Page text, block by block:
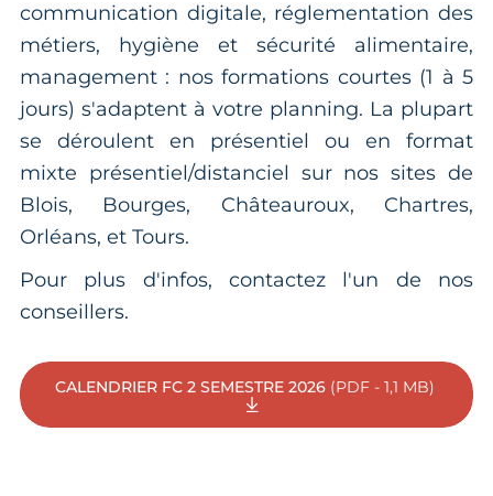
communication digitale, réglementation des
métiers, hygiène et sécurité alimentaire,
management : nos formations courtes (1 à 5
jours) s'adaptent à votre planning. La plupart
se déroulent en présentiel ou en format
mixte présentiel/distanciel sur nos sites de
Blois, Bourges, Châteauroux, Chartres,
Orléans, et Tours.
Pour plus d'infos, contactez l'un de nos
conseillers.
CALENDRIER FC 2 SEMESTRE 2026(PDF - 1,1 MB)